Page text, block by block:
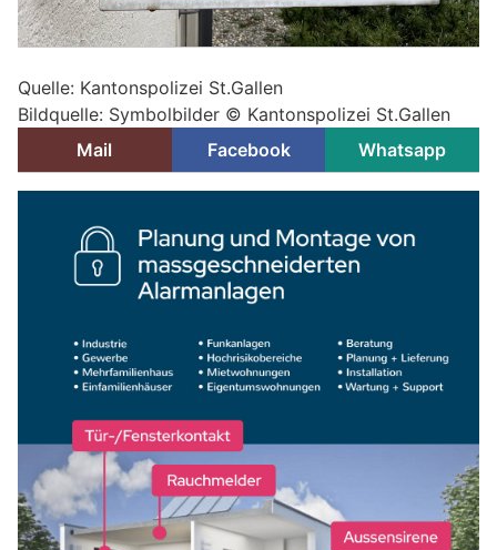
Quelle: Kantonspolizei St.Gallen
Bildquelle: Symbolbilder © Kantonspolizei St.Gallen
Mail
Facebook Whatsapp